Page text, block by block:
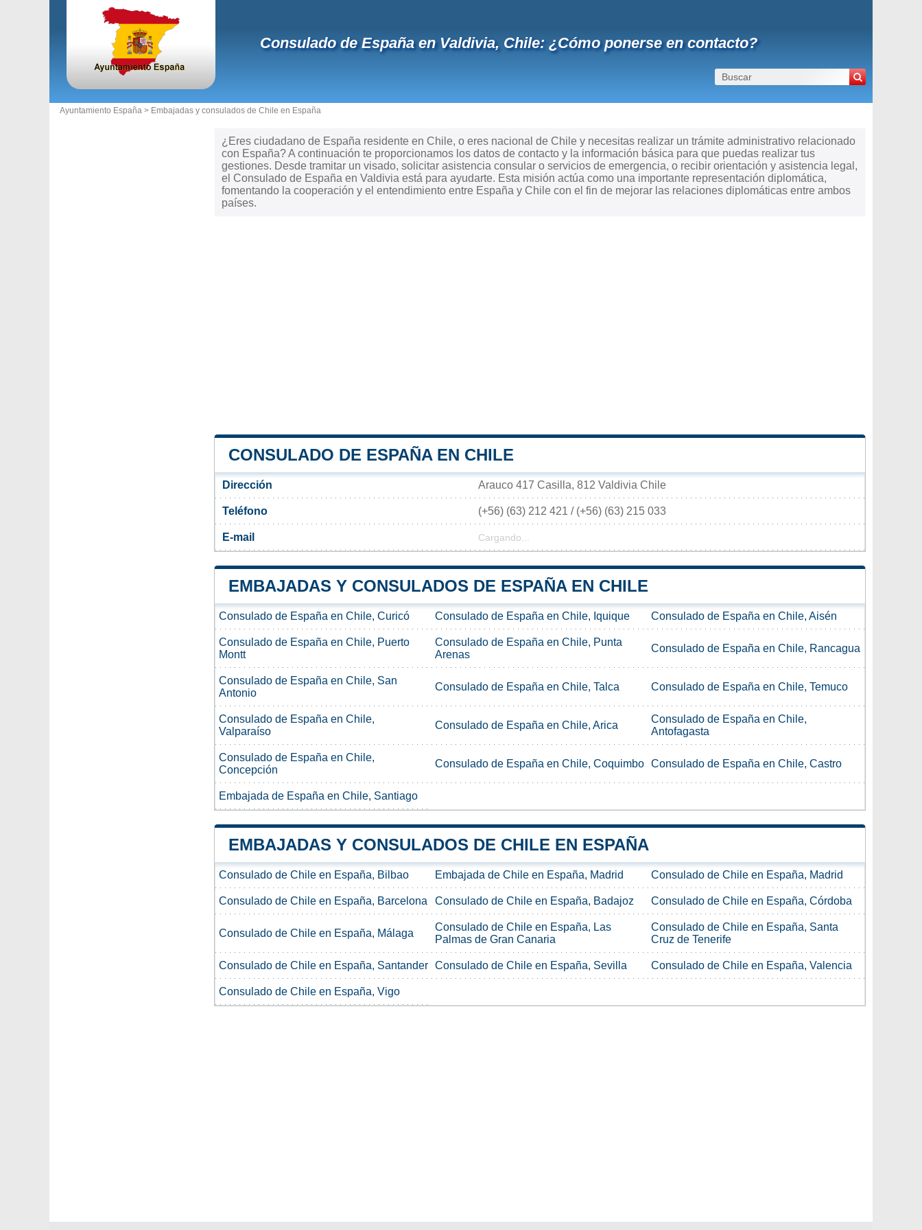
Consulado de España en Valdivia, Chile: ¿Cómo ponerse en contacto?
Ayuntamiento España > Embajadas y consulados de Chile en España
¿Eres ciudadano de España residente en Chile, o eres nacional de Chile y necesitas realizar un trámite administrativo relacionado
con España? A continuación te proporcionamos los datos de contacto y la información básica para que puedas realizar tus
gestiones. Desde tramitar un visado, solicitar asistencia consular o servicios de emergencia, o recibir orientación y asistencia legal,
el Consulado de España en Valdivia está para ayudarte. Esta misión actúa como una importante representación diplomática,
fomentando la cooperación y el entendimiento entre España y Chile con el fin de mejorar las relaciones diplomáticas entre ambos
países.
CONSULADO DE ESPAÑA EN CHILE
Dirección Arauco 417 Casilla, 812 Valdivia Chile
Teléfono (+56) (63) 212 421 / (+56) (63) 215 033
E-mail Cargando...
EMBAJADAS Y CONSULADOS DE ESPAÑA EN CHILE
Consulado de España en Chile, Curicó Consulado de España en Chile, Iquique Consulado de España en Chile, Aisén
Consulado de España en Chile, Puerto
Montt
Consulado de España en Chile, Punta
Arenas
Consulado de España en Chile, Rancagua
Consulado de España en Chile, San
Antonio
Consulado de España en Chile, Talca Consulado de España en Chile, Temuco
Consulado de España en Chile,
Valparaíso
Consulado de España en Chile, Arica
Consulado de España en Chile,
Antofagasta
Consulado de España en Chile,
Concepción
Consulado de España en Chile, Coquimbo Consulado de España en Chile, Castro
Embajada de España en Chile, Santiago
EMBAJADAS Y CONSULADOS DE CHILE EN ESPAÑA
Consulado de Chile en España, Bilbao Embajada de Chile en España, Madrid Consulado de Chile en España, Madrid
Consulado de Chile en España, Barcelona Consulado de Chile en España, Badajoz Consulado de Chile en España, Córdoba
Consulado de Chile en España, Málaga
Consulado de Chile en España, Las
Palmas de Gran Canaria
Consulado de Chile en España, Santa
Cruz de Tenerife
Consulado de Chile en España, Santander Consulado de Chile en España, Sevilla Consulado de Chile en España, Valencia
Consulado de Chile en España, Vigo